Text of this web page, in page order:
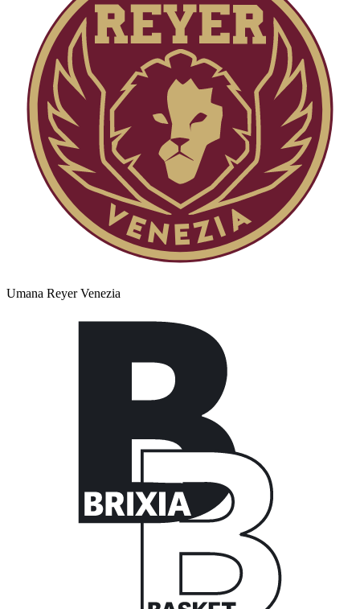
Umana Reyer Venezia